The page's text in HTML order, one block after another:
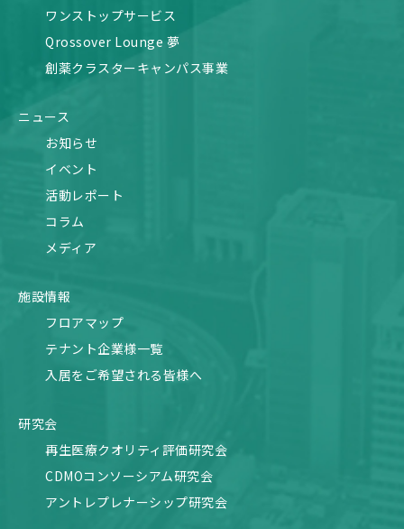
ワンストップサービス
Qrossover Lounge 夢
創薬クラスターキャンパス事業
ニュース
お知らせ
イベント
活動レポート
コラム
メディア
施設情報
フロアマップ
テナント企業様一覧
入居をご希望される皆様へ
研究会
再生医療クオリティ評価研究会
CDMOコンソーシアム研究会
アントレプレナーシップ研究会